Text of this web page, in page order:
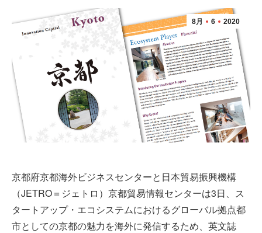
8月 6 2020
京都府京都海外ビジネスセンターと日本貿易振興機構
（JETRO＝ジェトロ）京都貿易情報センターは3日、ス
タートアップ・エコシステムにおけるグローバル拠点都
市としての京都の魅力を海外に発信するため、英文誌